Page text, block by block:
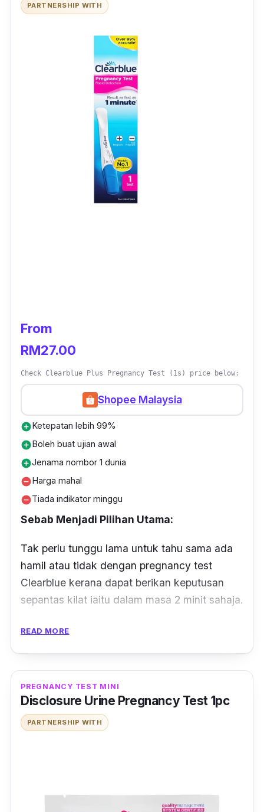
PARTNERSHIP WITH
From
RM27.00
Check Clearblue Plus Pregnancy Test (1s) price below:
Shopee Malaysia
add_circleKetepatan lebih 99%
add_circleBoleh buat ujian awal
add_circleJenama nombor 1 dunia
remove_circleHarga mahal
remove_circleTiada indikator minggu
Sebab Menjadi Pilihan Utama:
Tak perlu tunggu lama untuk tahu sama ada
hamil atau tidak dengan pregnancy test
Clearblue kerana dapat berikan keputusan
sepantas kilat iaitu dalam masa 2 minit sahaja.
Ciri-ciri:
buat ujian kehamilan sendiri terlebih dahulu di
rumah sebelum ke klinik.
Ini kerana rekaan ergonomiknya dapat
kencing secara terus pada
stick, atau rendam
READ MORE
PREGNANCY TEST MINI
Disclosure Urine Pregnancy Test 1pc
PARTNERSHIP WITH